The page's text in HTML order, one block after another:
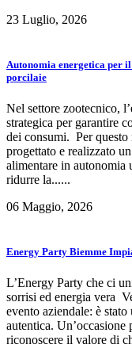
23 Luglio, 2026
Autonomia energetica per
porcilaie
Nel settore zootecnico,
strategica per garantire
dei consumi. Per
progettato e realizzato
alimentare in autonomia
ridurre la......
06 Maggio, 2026
Energy Party Biemme
L’Energy Party che ci
sorrisi ed energia vera
evento aziendale: è
autentica.
riconoscere il valore di